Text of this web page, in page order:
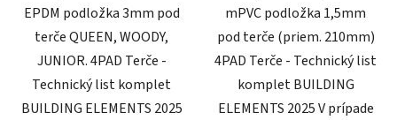
EPDM podložka 3mm pod
terče QUEEN, WOODY,
JUNIOR. 4PAD Terče -
Technický list komplet
BUILDING ELEMENTS 2025
mPVC podložka 1,5mm
pod terče (priem. 210mm)
4PAD Terče - Technický list
komplet BUILDING
ELEMENTS 2025 V prípade